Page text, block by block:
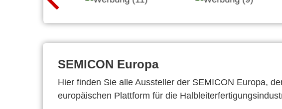
SEMICON Europa
Hier finden Sie alle Aussteller der SEMICON Europa,
europäischen Plattform für die